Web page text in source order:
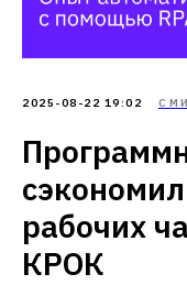
2025-08-22 19:02
рабочих
КРОК